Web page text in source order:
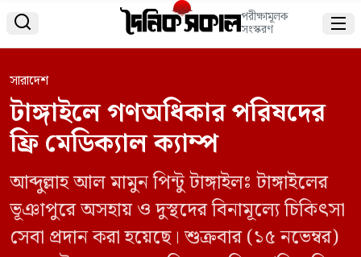
 পরীক্ষামূলক
সংস্করণ 
সারাদেশ
টাঙ্গাইলে গণঅধিকার পরিষদের
ফ্রি মেডিক্যাল ক্যাম্প
আব্দুল্লাহ আল মামুন পিন্টু টাঙ্গাইলঃ টাঙ্গাইলের
ভূঞাপুরে অসহায় ও দুস্থদের বিনামূল্যে চিকিৎসা
সেবা প্রদান করা হয়েছে। শুক্রবার (১৫ নভেম্বর)